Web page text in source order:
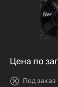
Цена по
Под заказ